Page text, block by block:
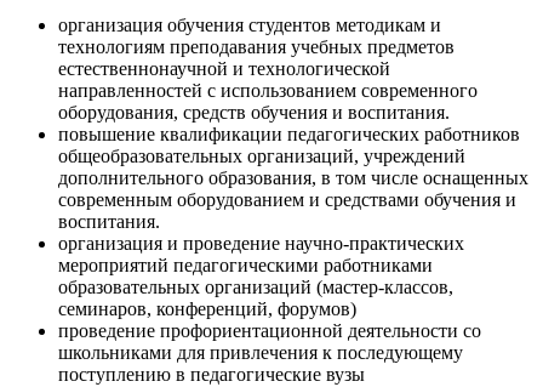
организация обучения студентов методикам и
технологиям преподавания учебных предметов
естественнонаучной и технологической
направленностей с использованием современного
оборудования, средств обучения и воспитания.
повышение квалификации педагогических работников
общеобразовательных организаций, учреждений
дополнительного образования, в том числе оснащенных
современным оборудованием и средствами обучения и
воспитания.
организация и проведение научно-практических
мероприятий педагогическими работниками
образовательных организаций (мастер-классов,
семинаров, конференций, форумов)
проведение профориентационной деятельности со
школьниками для привлечения к последующему
поступлению в педагогические вузы